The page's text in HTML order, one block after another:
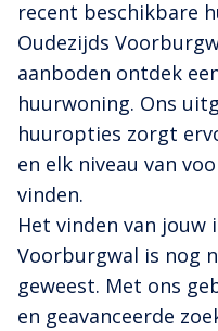
recent beschikbare
Oudezijds
aanboden ontdek
huurwoning. Ons
huuropties zorgt
en elk niveau van
vinden.
Het vinden van jouw
Voorburgwal is nog
geweest. Met ons
en geavanceerde